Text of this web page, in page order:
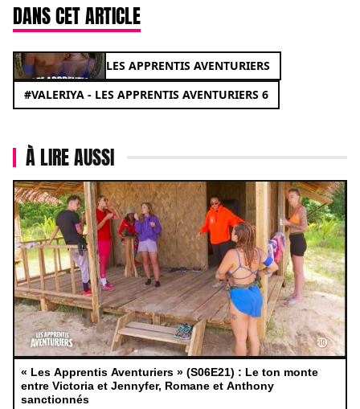
DANS CET ARTICLE
LES APPRENTIS AVENTURIERS
#VALERIYA - LES APPRENTIS AVENTURIERS 6
À LIRE AUSSI
« Les Apprentis Aventuriers » (S06E21) : Le ton monte
entre Victoria et Jennyfer, Romane et Anthony
sanctionnés